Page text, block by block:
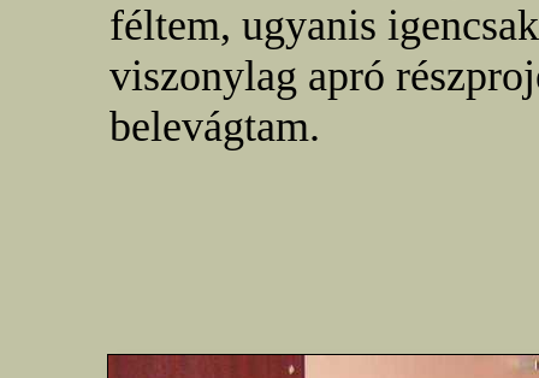
féltem, ugyanis
viszonylag apró
belevágtam.